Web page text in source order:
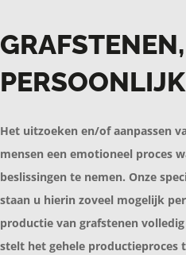
Het uitzoeken en/of aanpassen
mensen een emotioneel proces
beslissingen te nemen. Onze
staan u hierin zoveel mogelijk
productie van grafstenen
stelt het gehele productieproces